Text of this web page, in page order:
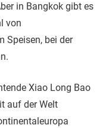
in Bangkok gibt es
von
Speisen, bei der
Xiao Long Bao
auf der Welt